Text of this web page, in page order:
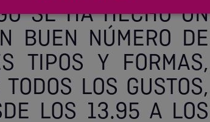
SE HA HECHO UN
BUEN NÚMERO DE
TIPOS Y FORMAS,
LOS GUSTOS,
LOS 13.95 A LOS